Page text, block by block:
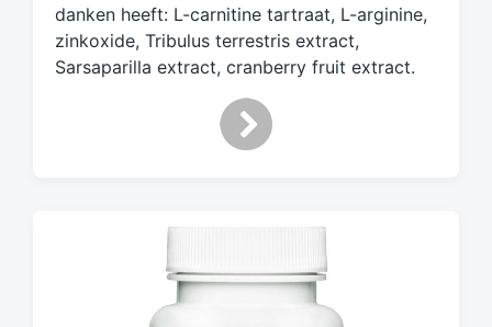
danken heeft: L-carnitine tartraat, L-arginine,
zinkoxide, Tribulus terrestris extract,
Sarsaparilla extract, cranberry fruit extract.